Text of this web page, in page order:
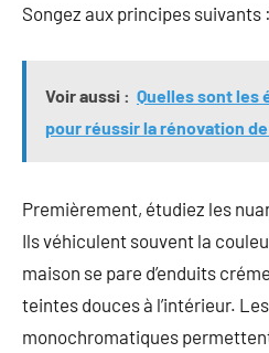
Songez aux principes suivants :
Voir aussi : Quelles sont les
pour réussir la rénovation de
Premièrement, étudiez les
Ils véhiculent souvent la
maison se pare d’enduits
teintes douces à l’intérieur.
monochromatiques permettent